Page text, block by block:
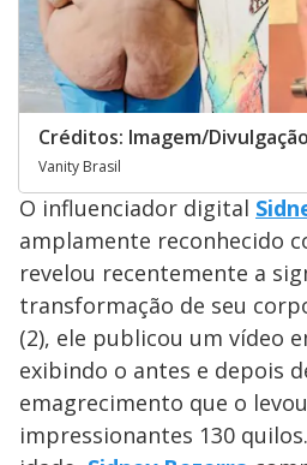
Créditos: Imagem/Divulgação
Vanity Brasil
O influenciador digital
amplamente reconhecido
revelou recentemente a
transformação de seu
(2), ele publicou um vídeo
exibindo o antes e depois
emagrecimento que o
impressionantes 130